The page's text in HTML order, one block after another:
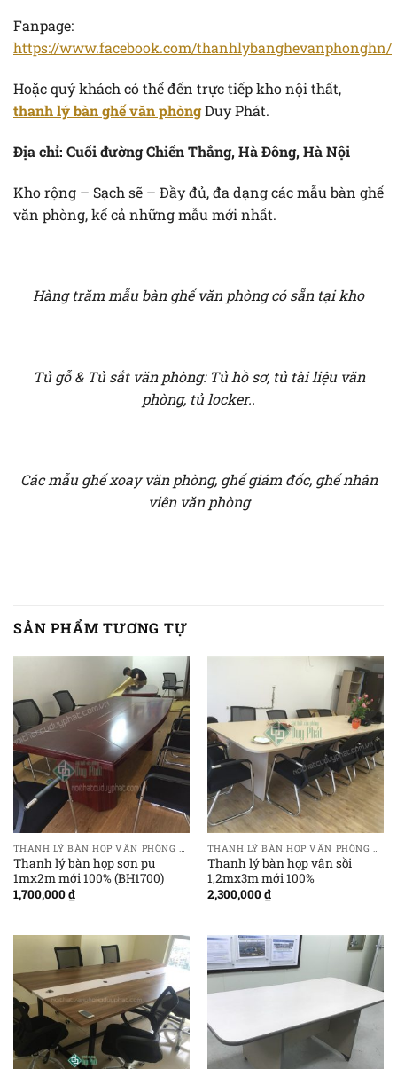
Fanpage:
https://www.facebook.com/thanhlybanghevanphonghn/
Hoặc quý khách có thể đến trực tiếp kho nội thất,
thanh lý bàn ghế văn phòngDuy Phát.
Địa chỉ: Cuối đường Chiến Thắng, Hà Đông, Hà Nội
Kho rộng – Sạch sẽ – Đầy đủ, đa dạng các mẫu bàn ghế
văn phòng, kể cả những mẫu mới nhất.
Hàng trăm mẫu bàn ghế văn phòng có sẵn tại kho
Tủ gỗ & Tủ sắt văn phòng: Tủ hồ sơ, tủ tài liệu văn
phòng, tủ locker..
Các mẫu ghế xoay văn phòng, ghế giám đốc, ghế nhân
viên văn phòng
SẢN PHẨM TƯƠNG TỰ
THANH LÝ BÀN HỌP VĂN PHÒNG GIÁ RẺ
Thanh lý bàn họp sơn pu
1mx2m mới 100% (BH1700)
1,700,000₫
THANH LÝ BÀN HỌP VĂN PHÒNG GIÁ RẺ
Thanh lý bàn họp vân sồi
1,2mx3m mới 100%
2,300,000₫